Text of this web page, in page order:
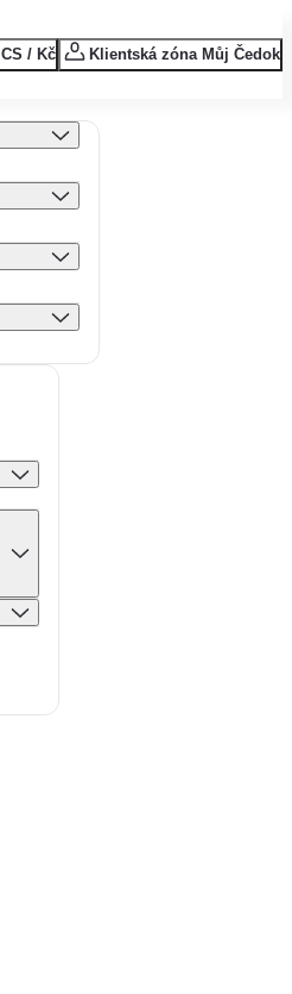
CS / Kč Klientská zóna Můj Čedok